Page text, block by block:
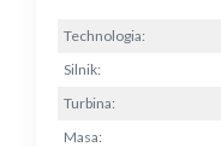
Technologia:
Silnik:
Turbina:
Masa: